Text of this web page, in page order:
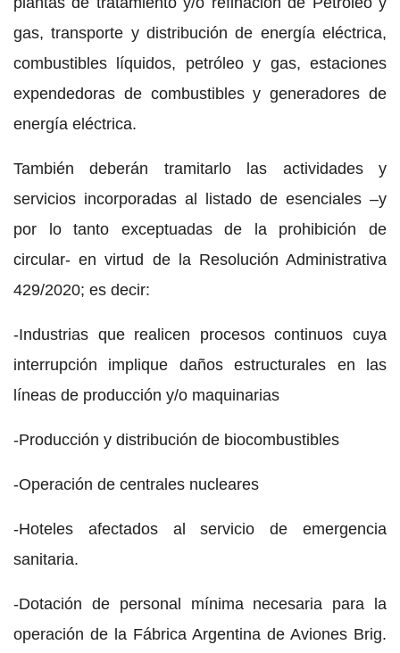
gas, transporte y distribución de energía eléctrica,
combustibles líquidos, petróleo y gas, estaciones
expendedoras de combustibles y generadores de
energía eléctrica.
También deberán tramitarlo las actividades y
servicios incorporadas al listado de esenciales –y
por lo tanto exceptuadas de la prohibición de
circular- en virtud de la Resolución Administrativa
429/2020; es decir:
-Industrias que realicen procesos continuos cuya
interrupción implique daños estructurales en las
líneas de producción y/o maquinarias
-Producción y distribución de biocombustibles
-Operación de centrales nucleares
-Hoteles afectados al servicio de emergencia
sanitaria.
-Dotación de personal mínima necesaria para la
operación de la Fábrica Argentina de Aviones Brig.